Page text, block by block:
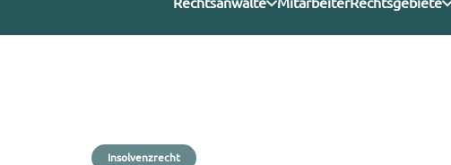
Insolvenzrecht